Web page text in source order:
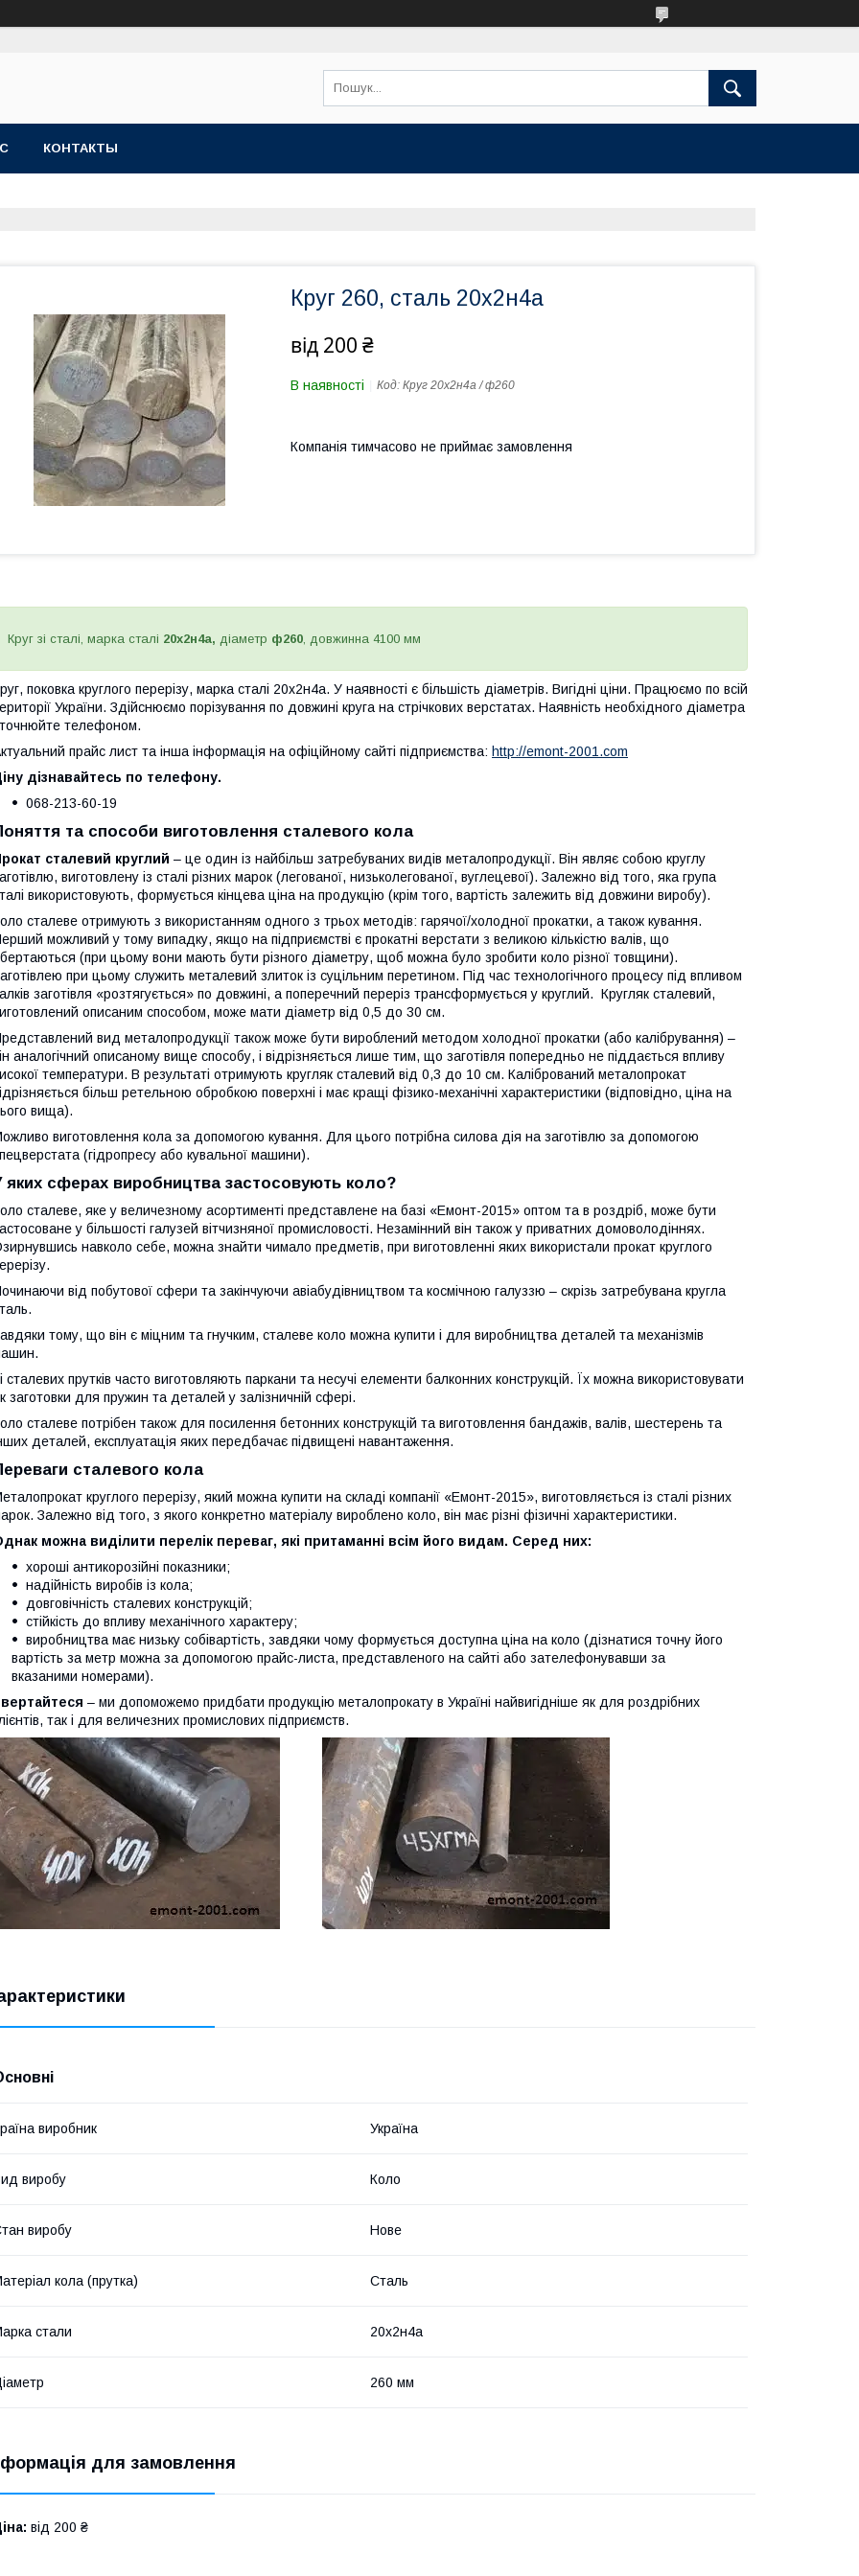
КОНТАКТЫ
Круг 260, сталь 20х2н4а
від 200 ₴
В наявності Код: Круг 20х2н4а / ф260
Компанія тимчасово не приймає замовлення
Круг зі сталі, марка сталі 20х2н4а, діаметр ф260, довжинна 4100 мм
поковка круглого перерізу, марка сталі 20х2н4а. У наявності є більшість діаметрів. Вигідні ціни. Працюємо по всій
України. Здійснюємо порізування по довжині круга на стрічкових верстатах. Наявність необхідного діаметра
телефоном.
прайс лист та інша інформація на офіційному сайті підприємства: http://emont-2001.com
дізнавайтесь по телефону.
068-213-60-19
та способи виготовлення сталевого кола
сталевий круглий – це один із найбільш затребуваних видів металопродукції. Він являє собою круглу
виготовлену із сталі різних марок (легованої, низьколегованої, вуглецевої). Залежно від того, яка група
використовують, формується кінцева ціна на продукцію (крім того, вартість залежить від довжини виробу).
сталеве отримують з використанням одного з трьох методів: гарячої/холодної прокатки, а також кування.
можливий у тому випадку, якщо на підприємстві є прокатні верстати з великою кількістю валів, що
(при цьому вони мають бути різного діаметру, щоб можна було зробити коло різної товщини).
при цьому служить металевий злиток із суцільним перетином. Під час технологічного процесу під впливом
заготівля «розтягується» по довжині, а поперечний переріз трансформується у круглий. Кругляк сталевий,
описаним способом, може мати діаметр від 0,5 до 30 см.
вид металопродукції також може бути вироблений методом холодної прокатки (або калібрування) –
аналогічний описаному вище способу, і відрізняється лише тим, що заготівля попередньо не піддається впливу
температури. В результаті отримують кругляк сталевий від 0,3 до 10 см. Калібрований металопрокат
більш ретельною обробкою поверхні і має кращі фізико-механічні характеристики (відповідно, ціна на
вища).
виготовлення кола за допомогою кування. Для цього потрібна силова дія на заготівлю за допомогою
(гідропресу або кувальної машини).
яких сферах виробництва застосовують коло?
сталеве, яке у величезному асортименті представлене на базі «Емонт-2015» оптом та в роздріб, може бути
у більшості галузей вітчизняної промисловості. Незамінний він також у приватних домоволодіннях.
навколо себе, можна знайти чимало предметів, при виготовленні яких використали прокат круглого
від побутової сфери та закінчуючи авіабудівництвом та космічною галуззю – скрізь затребувана кругла
тому, що він є міцним та гнучким, сталеве коло можна купити і для виробництва деталей та механізмів
сталевих прутків часто виготовляють паркани та несучі елементи балконних конструкцій. Їх можна використовувати
заготовки для пружин та деталей у залізничній сфері.
сталеве потрібен також для посилення бетонних конструкцій та виготовлення бандажів, валів, шестерень та
деталей, експлуатація яких передбачає підвищені навантаження.
сталевого кола
круглого перерізу, який можна купити на складі компанії «Емонт-2015», виготовляється із сталі різних
Залежно від того, з якого конкретно матеріалу вироблено коло, він має різні фізичні характеристики.
можна виділити перелік переваг, які притаманні всім його видам. Серед них:
хороші антикорозійні показники;
надійність виробів із кола;
довговічність сталевих конструкцій;
стійкість до впливу механічного характеру;
виробництва має низьку собівартість, завдяки чому формується доступна ціна на коло (дізнатися точну його
вартість за метр можна за допомогою прайс-листа, представленого на сайті або зателефонувавши за
вказаними номерами).
– ми допоможемо придбати продукцію металопрокату в Україні найвигідніше як для роздрібних
так і для величезних промислових підприємств.
виробник Україна
виробу Коло
виробу Нове
кола (прутка) Сталь
стали 20х2н4а
260 мм
для замовлення
від 200 ₴